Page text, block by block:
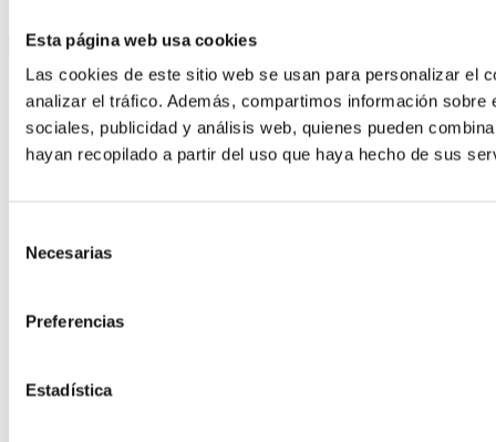
Esta página web usa cookies
Las cookies de este sitio web se usan para personalizar el
analizar el tráfico. Además, compartimos información
sociales, publicidad y análisis web, quienes pueden
hayan recopilado a partir del uso que haya hecho de sus
Necesarias
Preferencias
Estadística
Apuntarme a la newsletter
Acepto los Términos y Condiciones